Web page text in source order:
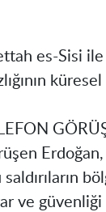
es-Sisi
ve